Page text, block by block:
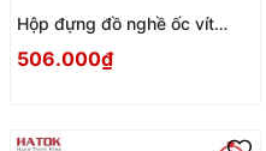
Hộp đựng đồ nghề ốc vít
Nhật Bản
506.000₫